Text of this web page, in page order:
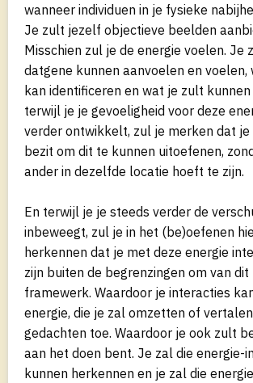
wanneer individuen in je fysieke
Je zult jezelf objectieve beelden
Misschien zul je de energie voelen. Je
datgene kunnen aanvoelen en voelen,
kan identificeren en wat je zult
terwijl je je gevoeligheid voor deze
verder ontwikkelt, zul je merken dat
bezit om dit te kunnen uitoefenen,
ander in dezelfde locatie hoeft te zijn.
En terwijl je je steeds verder de
inbeweegt, zul je in het (be)oefenen
herkennen dat je met deze energie
zijn buiten de begrenzingen om van
framewerk. Waardoor je interacties
energie, die je zal omzetten of
gedachten toe. Waardoor je ook zult
aan het doen bent. Je zal die energie-
kunnen herkennen en je zal die